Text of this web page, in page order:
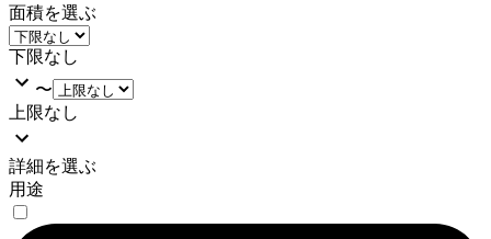
面積を選ぶ
下限なし
〜
上限なし
詳細を選ぶ
用途